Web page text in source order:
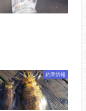
釣果情報